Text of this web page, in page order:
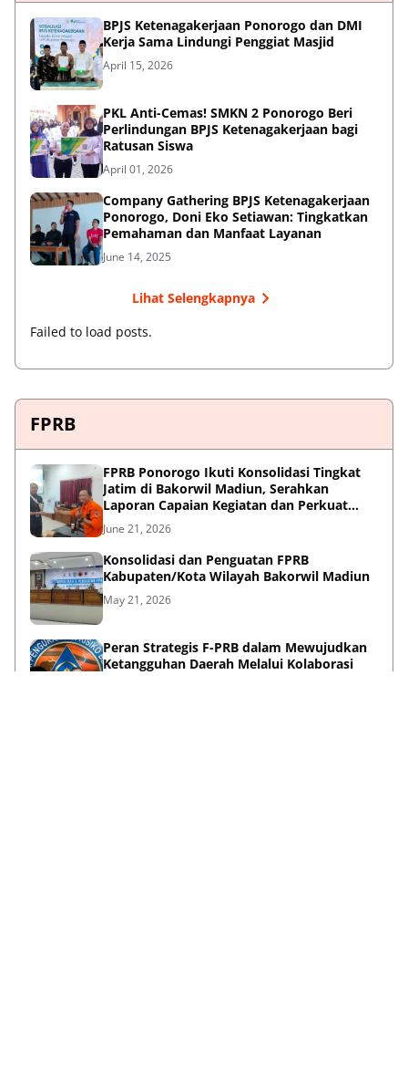
BPJS Ketenagakerjaan Ponorogo dan DMI
Kerja Sama Lindungi Penggiat Masjid
April 15, 2026
PKL Anti-Cemas! SMKN 2 Ponorogo Beri
Perlindungan BPJS Ketenagakerjaan bagi
Ratusan Siswa
April 01, 2026
Company Gathering BPJS Ketenagakerjaan
Ponorogo, Doni Eko Setiawan: Tingkatkan
Pemahaman dan Manfaat Layanan
June 14, 2025
Lihat Selengkapnya
Failed to load posts.
FPRB
FPRB Ponorogo Ikuti Konsolidasi Tingkat
Jatim di Bakorwil Madiun, Serahkan
Laporan Capaian Kegiatan dan Perkuat
Sinergi Pentahelix
June 21, 2026
Konsolidasi dan Penguatan FPRB
Kabupaten/Kota Wilayah Bakorwil Madiun
May 21, 2026
Peran Strategis F-PRB dalam Mewujudkan
Ketangguhan Daerah Melalui Kolaborasi